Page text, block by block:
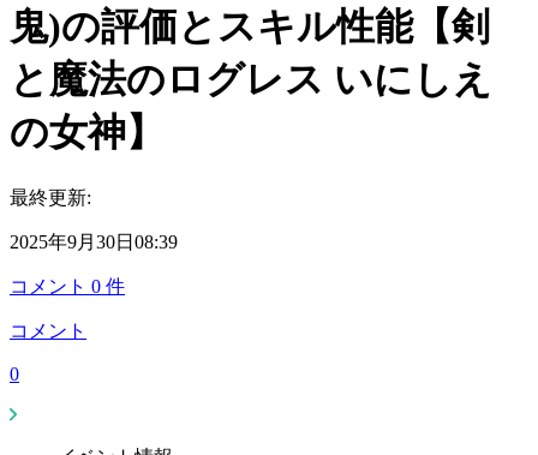
鬼)の評価とスキル性能【剣
と魔法のログレス いにしえ
の女神】
最終更新:
2025年9月30日08:39
コメント 0 件
コメント
0